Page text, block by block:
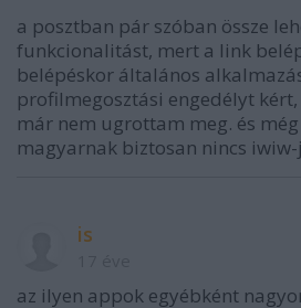
a posztban pár szóban össze
funkcionalitást, mert a link
belépéskor általános
profilmegosztási engedélyt
már nem ugrottam meg. és
magyarnak biztosan nincs
is
az ilyen appok egyébként